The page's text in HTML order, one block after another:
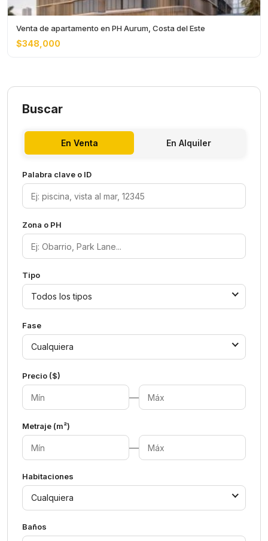
Venta de apartamento en PH Aurum, Costa del Este
$348,000
Buscar
En Venta En Alquiler
Palabra clave o ID
Zona o PH
Tipo
Todos los tipos
Fase
Cualquiera
Precio ($)
—
Metraje (m²)
—
Habitaciones
Cualquiera
Baños